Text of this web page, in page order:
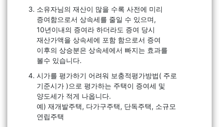
소유자님의 재산이 많을 수록 사전에 미리
증여함으로서 상속세를 줄일 수 있으며,
10년이내의 증여라 하더라도 증여 당시
재산가액을 상속세에 포함 함으로서 증여
이후의 상승분은 상속세에서 빠지는 효과를
볼수 있습니다.
시가를 평가하기 어려워 보충적평가방법( 주로
기준시가 )으로 평가하는 주택이 증여세 및
양도세가 적게 나옵니다.
예) 재개발주택, 다가구주택, 단독주택, 소규모
연립주택